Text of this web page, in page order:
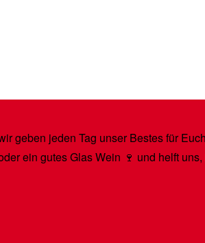
geben jeden Tag unser Bestes für
ein gutes Glas Wein 🍷 und helft